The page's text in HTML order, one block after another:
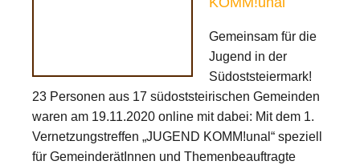
Gemeinsam für die
Jugend in der
Südoststeiermark!
23 Personen aus 17 südoststeirischen Gemeinden
waren am 19.11.2020 online mit dabei: Mit dem 1.
Vernetzungstreffen „JUGEND KOMM!unal“ speziell
für GemeinderätInnen und Themenbeauftragte